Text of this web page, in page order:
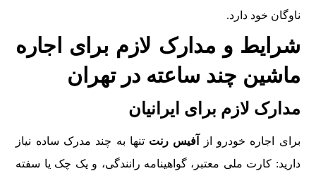
ناوگان خود دارد.
شرایط و مدارک لازم برای اجاره
ماشین چند ساعته در تهران
مدارک لازم برای ایرانیان
برای اجاره خودرو از آفیس رنت تنها به چند مدرک ساده نیاز
دارید: کارت ملی معتبر، گواهینامه رانندگی، و یک چک یا سفته